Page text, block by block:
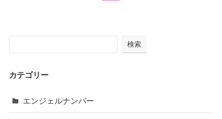
検索
カテゴリー
エンジェルナンバー